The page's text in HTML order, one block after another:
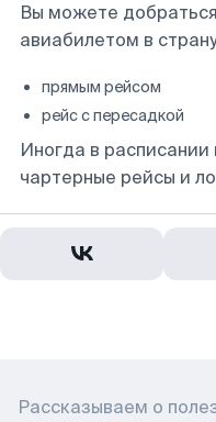
Вы можете
авиабилетом в
прямым рейсом
рейс с пересадкой
Иногда в расписании
чартерные рейсы и
Рассказываем о